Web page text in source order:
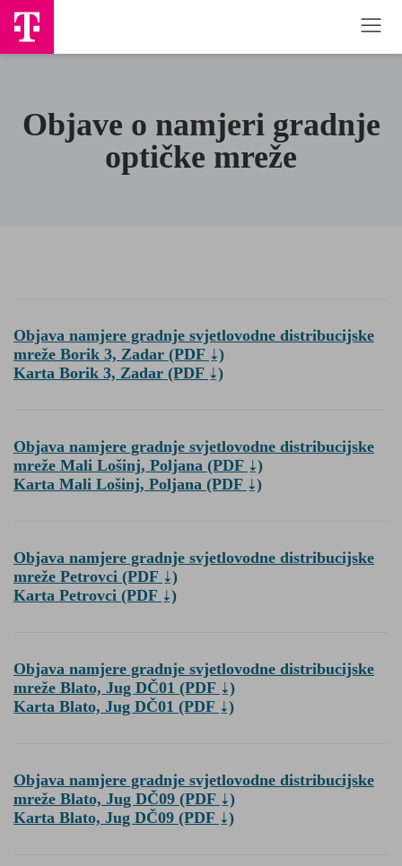
Objave o namjeri gradnje
optičke mreže
Objava namjere gradnje svjetlovodne distribucijske
mreže Borik 3, Zadar (PDF
)
Karta Borik 3, Zadar (PDF )
Objava namjere gradnje svjetlovodne distribucijske
mreže Mali Lošinj, Poljana (PDF
)
Karta Mali Lošinj, Poljana (PDF )
Objava namjere gradnje svjetlovodne distribucijske
mreže Petrovci (PDF
)
Karta Petrovci (PDF )
Objava namjere gradnje svjetlovodne distribucijske
mreže Blato, Jug DČ01 (PDF
)
Karta Blato, Jug DČ01 (PDF )
Objava namjere gradnje svjetlovodne distribucijske
mreže Blato, Jug DČ09 (PDF
)
Karta Blato, Jug DČ09 (PDF )